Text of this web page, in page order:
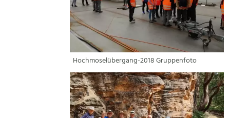
Hochmoselübergang-2018 Gruppenfoto